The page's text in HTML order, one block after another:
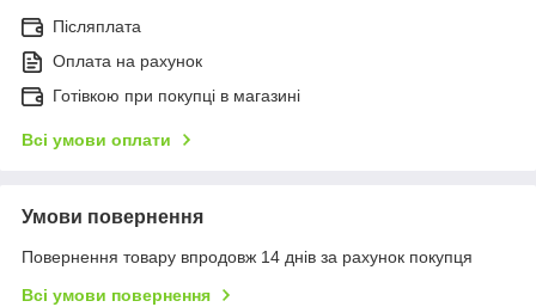
Післяплата
Оплата на рахунок
Готівкою при покупці в магазині
Всі умови оплати
Умови повернення
Повернення товару впродовж 14 днів за рахунок покупця
Всі умови повернення